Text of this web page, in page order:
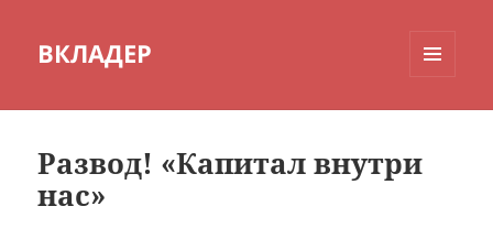
ВКЛАДЕР
Развод! «Капитал внутри
нас»